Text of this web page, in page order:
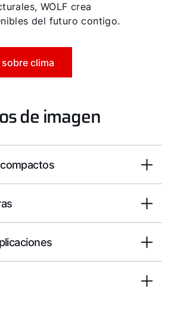
WOLF crea
del futuro contigo.
clima
de imagen